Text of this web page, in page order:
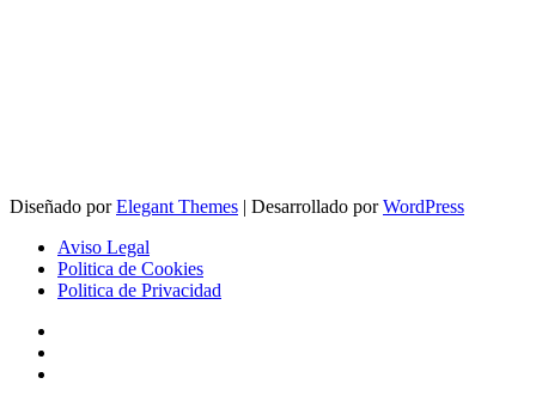
Diseñado porElegant Themes | Desarrollado porWordPress
Aviso Legal
Politica de Cookies
Politica de Privacidad